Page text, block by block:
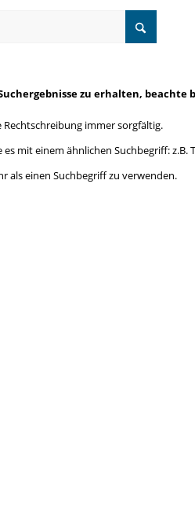
zu erhalten, beachte
Rechtschreibung immer sorgfältig.
es mit einem ähnlichen Suchbegriff:
als einen Suchbegriff zu verwenden.